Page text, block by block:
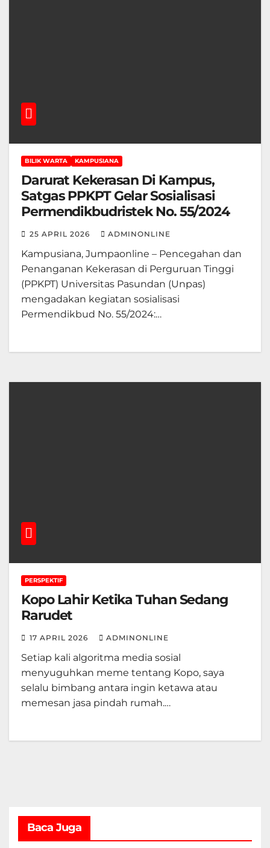
BILIK WARTA KAMPUSIANA
Darurat Kekerasan Di Kampus,
Satgas PPKPT Gelar Sosialisasi
Permendikbudristek No. 55/2024
25 APRIL 2026 ADMINONLINE
Kampusiana, Jumpaonline – Pencegahan dan
Penanganan Kekerasan di Perguruan Tinggi
(PPKPT) Universitas Pasundan (Unpas)
mengadakan kegiatan sosialisasi
Permendikbud No. 55/2024:…
PERSPEKTIF
Kopo Lahir Ketika Tuhan Sedang
Rarudet
17 APRIL 2026 ADMINONLINE
Setiap kali algoritma media sosial
menyuguhkan meme tentang Kopo, saya
selalu bimbang antara ingin ketawa atau
memesan jasa pindah rumah.…
Baca Juga